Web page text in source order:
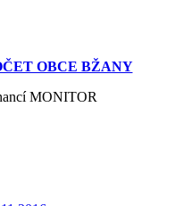
OBCE BŽANY
MONITOR